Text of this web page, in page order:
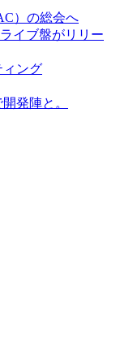
）の総会へ
イブ盤がリリー
ィング
発陣と。